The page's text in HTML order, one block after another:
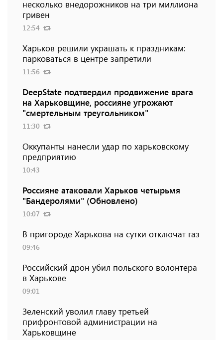
несколько внедорожников на три миллиона
гривен
12:54
Харьков решили украшать к праздникам:
парковаться в центре запретили
11:56
DeepState подтвердил продвижение врага
на Харьковщине, россияне угрожают
"смертельным треугольником"
11:30
Оккупанты нанесли удар по харьковскому
предприятию
10:43
Россияне атаковали Харьков четырьмя
"Бандеролями" (Обновлено)
10:07
В пригороде Харькова на сутки отключат газ
09:46
Российский дрон убил польского волонтера
в Харькове
09:01
Зеленский уволил главу третьей
прифронтовой администрации на
Харьковщине